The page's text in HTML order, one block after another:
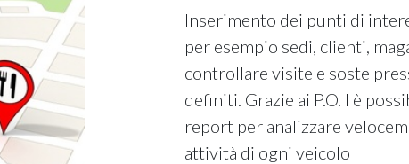
Inserimento dei punti di
per esempio sedi, clienti,
controllare visite e soste
definiti. Grazie ai P.O. I è
report per analizzare
attività di ogni veicolo